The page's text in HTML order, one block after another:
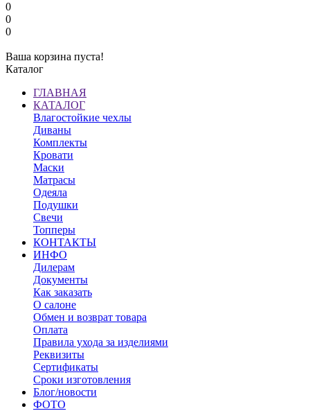
0
0
0
Ваша корзина пуста!
Каталог
ГЛАВНАЯ
КАТАЛОГ
Влагостойкие чехлы
Диваны
Комплекты
Кровати
Маски
Матрасы
Одеяла
Подушки
Свечи
Топперы
КОНТАКТЫ
ИНФО
Дилерам
Документы
Как заказать
О салоне
Обмен и возврат товара
Оплата
Правила ухода за изделиями
Реквизиты
Сертификаты
Сроки изготовления
Блог/новости
ФОТО